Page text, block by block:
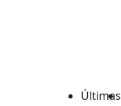
Últimas